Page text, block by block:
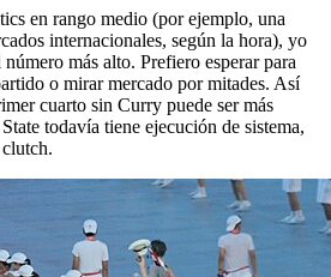
en rango medio (por ejemplo, una
internacionales, según la hora), yo
más alto. Prefiero esperar para
o mirar mercado por mitades. Así
cuarto sin Curry puede ser más
todavía tiene ejecución de sistema,